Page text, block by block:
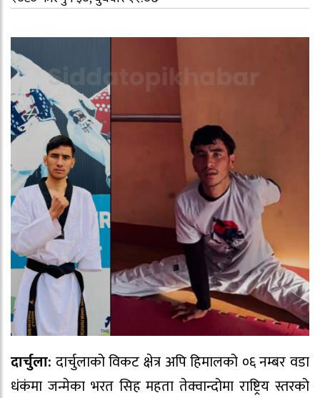
दार्चुला: दार्चुलाको विकट क्षेत्र अपि हिमालको ०६ नम्बर वडा
धंकंमा जन्मेका भरत सिह महता तेक्वान्दोमा राष्ट्रिय स्तरको